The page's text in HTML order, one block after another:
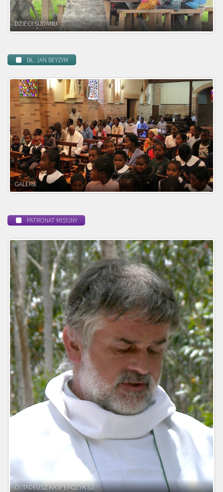
DZIECI ZAMBII
BŁ. JAN BEYZYM
POWOŁANIE MISYJNE
PATRONAT MISYJNY
O. ADNRZEJ LEŚNIARA SJ